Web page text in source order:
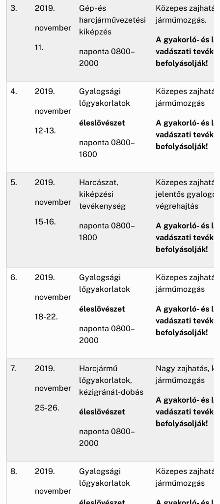
3. 2019.
november
11.
Gép- és
harcjárművezetési
kiképzés
naponta 0800–
2000
Közepes
járműmozgás.
A gyakorló- és
vadászati
befolyásolják!
4. 2019.
november
12-13.
Gyalogsági
lőgyakorlatok
éleslövészet
naponta 0800–
1600
Közepes
járműmozgás
A gyakorló- és
vadászati
befolyásolják!
5. 2019.
november
15-16.
Harcászat,
kiképzési
tevékenység
naponta 0800–
1800
Közepes
jelentős
végrehajtás
A gyakorló- és
vadászati
befolyásolják!
6. 2019.
november
18-22.
Gyalogsági
lőgyakorlatok
éleslövészet
naponta 0800–
2000
Közepes
járműmozgás
A gyakorló- és
vadászati
befolyásolják!
7. 2019.
november
25-26.
Harcjármű
lőgyakorlatok,
kézigránát-dobás
éleslövészet
naponta 0800–
2000
Nagy zajhatás,
járműmozgás
A gyakorló- és
vadászati
befolyásolják!
8. 2019.
november
Gyalogsági
lőgyakorlatok
Közepes
járműmozgás